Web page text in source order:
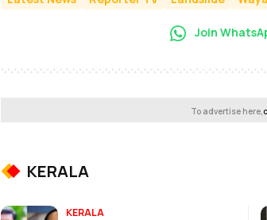
Join
To advertise here,
KERALA
KERALA